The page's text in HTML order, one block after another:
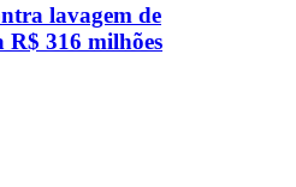
lavagem de
R$ 316 milhões